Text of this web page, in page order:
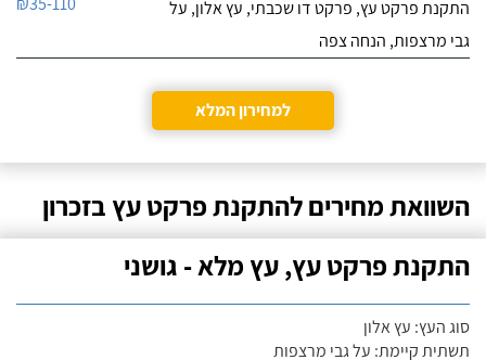
התקנת פרקט עץ, פרקט דו שכבתי, עץ אלון, על
גבי מרצפות, הנחה צפה
למחירון המלא
השוואת מחירים להתקנת פרקט עץ בזכרון
התקנת פרקט עץ, עץ מלא - גושני
סוג העץ: עץ אלון
תשתית קיימת: על גבי מרצפות